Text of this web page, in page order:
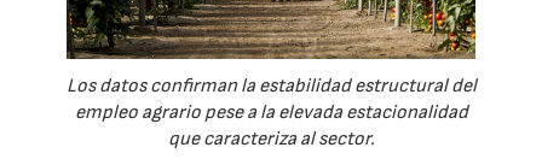
Los datos confirman la estabilidad estructural del
empleo agrario pese a la elevada estacionalidad
que caracteriza al sector.